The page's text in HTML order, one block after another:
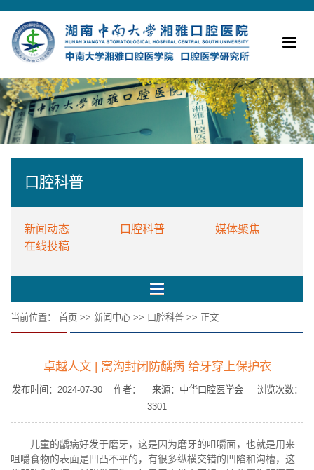
口腔科普
新闻动态 口腔科普
媒体聚焦
在线投稿
当前位置： 首页 >> 新闻中心 >> 口腔科普 >> 正文
卓越人文 | 窝沟封闭防龋病 给牙穿上保护衣
发布时间：2024-07-30 作者： 来源：中华口腔医学会 浏览次数：
3301
儿童的龋病好发于磨牙，这是因为磨牙的咀嚼面，也就是用来
咀嚼食物的表面是凹凸不平的，有很多纵横交错的凹陷和沟槽，这